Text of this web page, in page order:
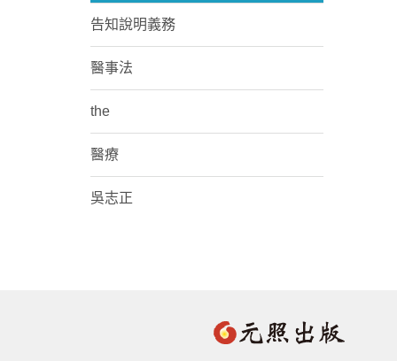
告知說明義務
醫事法
the
醫療
吳志正